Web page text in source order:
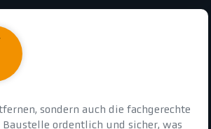
sondern auch die fachgerechte
ordentlich und sicher, was